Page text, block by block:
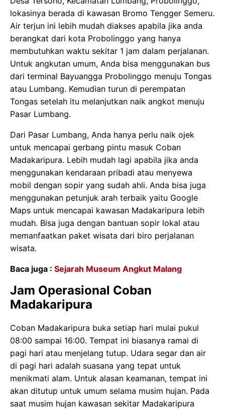
lokasinya berada di kawasan Bromo Tengger Semeru.
Air terjun ini lebih mudah diakses apabila jika anda
berangkat dari kota Probolinggo yang hanya
membutuhkan waktu sekitar 1 jam dalam perjalanan.
Untuk angkutan umum, Anda bisa menggunakan bus
dari terminal Bayuangga Probolinggo menuju Tongas
atau Lumbang. Kemudian turun di perempatan
Tongas setelah itu melanjutkan naik angkot menuju
Pasar Lumbang.
Dari Pasar Lumbang, Anda hanya perlu naik ojek
untuk mencapai gerbang pintu masuk Coban
Madakaripura. Lebih mudah lagi apabila jika anda
menggunakan kendaraan pribadi atau menyewa
mobil dengan sopir yang sudah ahli. Anda bisa juga
menggunakan petunjuk arah terbaik yaitu Google
Maps untuk mencapai kawasan Madakaripura lebih
mudah. Bisa juga dengan bantuan sopir lokal atau
memanfaatkan paket wisata dari biro perjalanan
wisata.
Baca juga : Sejarah Museum Angkut Malang
Jam Operasional Coban
Madakaripura
Coban Madakaripura buka setiap hari mulai pukul
08:00 sampai 16:00. Tempat ini biasanya ramai di
pagi hari atau menjelang tutup. Udara segar dan air
di pagi hari adalah suasana yang tepat untuk
menikmati alam. Untuk alasan keamanan, tempat ini
akan ditutup untuk umum selama musim hujan. Pada
saat musim hujan kawasan sekitar Madakaripura